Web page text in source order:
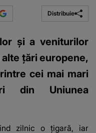
Distribuie
și a veniturilor
țări europene,
cei mai mari
din Uniunea
zilnic o țigară, iar